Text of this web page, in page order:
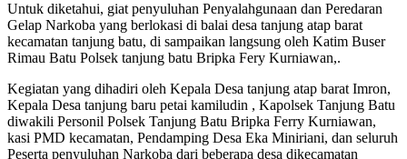
Untuk diketahui, giat penyuluhan Penyalahgunaan dan Peredaran
Gelap Narkoba yang berlokasi di balai desa tanjung atap barat
kecamatan tanjung batu, di sampaikan langsung oleh Katim Buser
Rimau Batu Polsek tanjung batu Bripka Fery Kurniawan,.
Kegiatan yang dihadiri oleh Kepala Desa tanjung atap barat Imron,
Kepala Desa tanjung baru petai kamiludin , Kapolsek Tanjung Batu
diwakili Personil Polsek Tanjung Batu Bripka Ferry Kurniawan,
kasi PMD kecamatan, Pendamping Desa Eka Miniriani, dan seluruh
Peserta penyuluhan Narkoba dari beberapa desa dikecamatan